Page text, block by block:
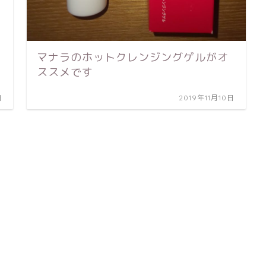
マナラのホットクレンジングゲルがオ
ススメです
2019年11月10日